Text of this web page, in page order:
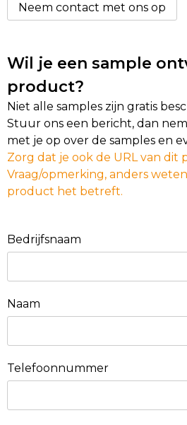
Neem contact met ons op
Wil je een sample
product?
Niet alle samples zijn gratis
Stuur ons een bericht, dan
met je op over de samples en
Zorg dat je ook de URL van dit
Vraag/opmerking, anders
product het betreft.
Bedrijfsnaam
Naam
Telefoonnummer